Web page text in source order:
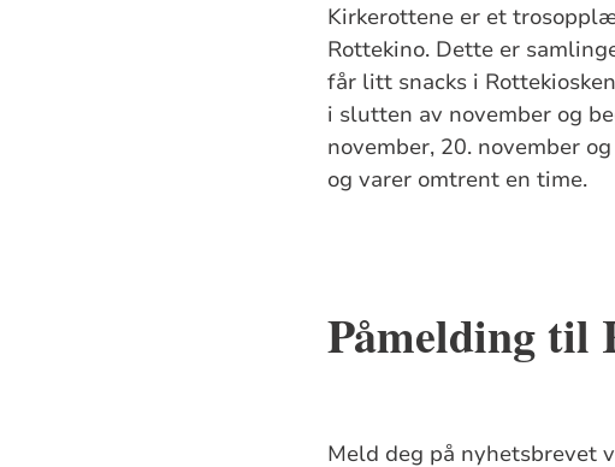
Kirkerottene er et
Rottekino. Dette er
får litt snacks i
i slutten av november og
november, 20. november
og varer omtrent en time.
Påmelding til
Meld deg på nyhetsbrevet